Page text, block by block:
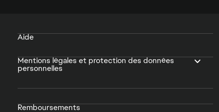
Aide
Mentions légales et protection des données
personnelles
Remboursements